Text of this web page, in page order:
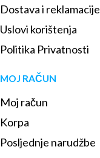
Dostava i reklamacije
Uslovi korištenja
Politika Privatnosti
MOJ RAČUN
Moj račun
Korpa
Posljednje narudžbe